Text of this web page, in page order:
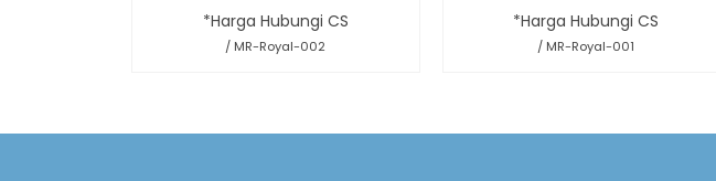
*Harga Hubungi CS
/ MR-Royal-002
*Harga Hubungi CS
/ MR-Royal-001